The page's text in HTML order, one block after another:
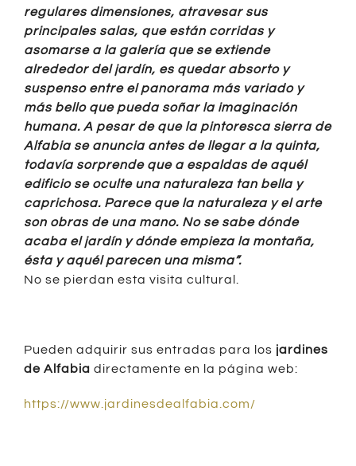
regulares dimensiones, atravesar sus
principales salas, que están corridas y
asomarse a la galería que se extiende
alrededor del jardín, es quedar absorto y
suspenso entre el panorama más variado y
más bello que pueda soñar la imaginación
humana. A pesar de que la pintoresca sierra de
Alfabia se anuncia antes de llegar a la quinta,
todavía sorprende que a espaldas de aquél
edificio se oculte una naturaleza tan bella y
caprichosa. Parece que la naturaleza y el arte
son obras de una mano. No se sabe dónde
acaba el jardín y dónde empieza la montaña,
ésta y aquél parecen una misma”.
No se pierdan esta visita cultural.
Pueden adquirir sus entradas para los jardines
de Alfabia directamente en la página web:
https://www.jardinesdealfabia.com/